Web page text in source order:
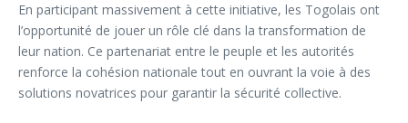
En participant massivement à cette initiative, les Togolais ont
l’opportunité de jouer un rôle clé dans la transformation de
leur nation. Ce partenariat entre le peuple et les autorités
renforce la cohésion nationale tout en ouvrant la voie à des
solutions novatrices pour garantir la sécurité collective.